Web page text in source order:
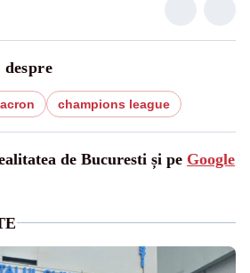
champions league
de Bucuresti și pe Google